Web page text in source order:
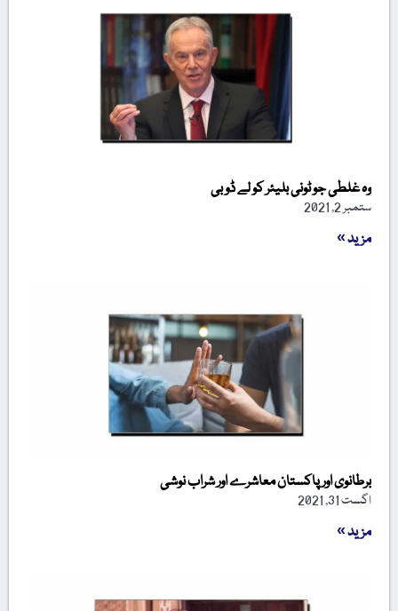
وہ غلطی جو ٹونی بلیئر کو لے ڈوبی
ستمبر 2, 2021
مزید »
برطانوی اور پاکستان معاشرے اور شراب نوشی
اگست 31, 2021
مزید »